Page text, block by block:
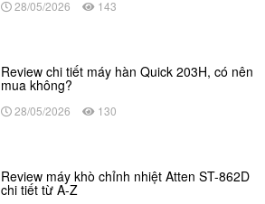
28/05/2026 143
Review chi tiết máy hàn Quick 203H, có nên
mua không?
28/05/2026 130
Review máy khò chỉnh nhiệt Atten ST-862D
chi tiết từ A-Z